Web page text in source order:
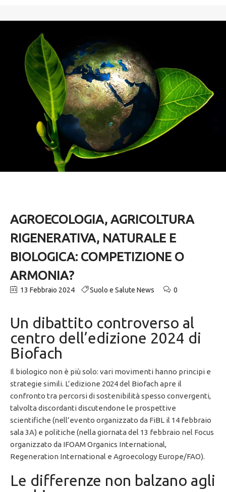
AGROECOLOGIA, AGRICOLTURA
RIGENERATIVA, NATURALE E
BIOLOGICA: COMPETIZIONE O
ARMONIA?
13 Febbraio 2024 Suolo e Salute News 0
Un dibattito controverso al
centro dell’edizione 2024 di
Biofach
Il biologico non è più solo: vari movimenti hanno principi e
strategie simili. L’edizione 2024 del Biofach apre il
confronto tra percorsi di sostenibilità spesso convergenti,
talvolta discordanti discutendone le prospettive
scientifiche (nell’evento organizzato da FiBL il 14 febbraio
sala 3A) e politiche (nella giornata del 13 febbraio nel Focus
organizzato da IFOAM Organics International,
Regeneration International e Agroecology Europe/FAO).
Le differenze non balzano agli